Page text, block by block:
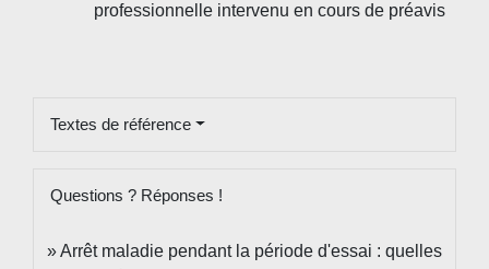
professionnelle intervenu en cours de préavis
Textes de référence
Questions ? Réponses !
Arrêt maladie pendant la période d'essai : quelles